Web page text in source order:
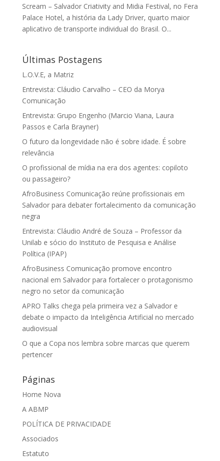
Scream – Salvador Criativity and Midia Festival, no Fera
Palace Hotel, a história da Lady Driver, quarto maior
aplicativo de transporte individual do Brasil. O...
Últimas Postagens
L.O.V.E, a Matriz
Entrevista: Cláudio Carvalho – CEO da Morya
Comunicação
Entrevista: Grupo Engenho (Marcio Viana, Laura
Passos e Carla Brayner)
O futuro da longevidade não é sobre idade. É sobre
relevância
O profissional de mídia na era dos agentes: copiloto
ou passageiro?
AfroBusiness Comunicação reúne profissionais em
Salvador para debater fortalecimento da comunicação
negra
Entrevista: Cláudio André de Souza – Professor da
Unilab e sócio do Instituto de Pesquisa e Análise
Política (IPAP)
AfroBusiness Comunicação promove encontro
nacional em Salvador para fortalecer o protagonismo
negro no setor da comunicação
APRO Talks chega pela primeira vez a Salvador e
debate o impacto da Inteligência Artificial no mercado
audiovisual
O que a Copa nos lembra sobre marcas que querem
pertencer
Páginas
Home Nova
A ABMP
POLÍTICA DE PRIVACIDADE
Associados
Estatuto